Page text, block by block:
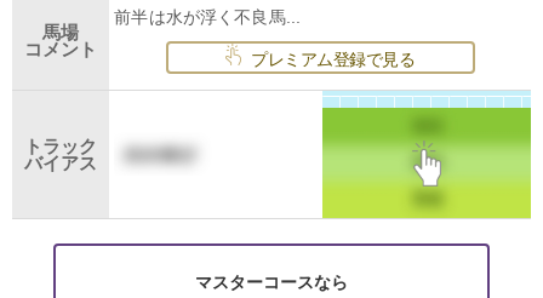
馬場
コメント
前半は水が浮く不良馬...
プレミアム登録で見る
トラック
バイアス
マスターコースなら